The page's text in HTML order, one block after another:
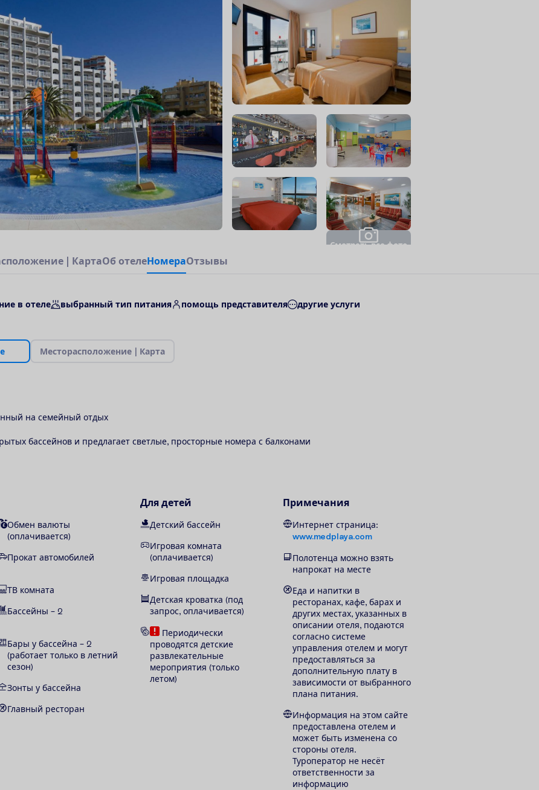
Смотреть все фото
сположение КартаОб отелеНомераОтзывы
в отеле выбранный тип питания помощь представителя другие услуги
е Месторасположение Карта
на семейный отдых
бассейнов и предлагает светлые, просторные номера с балконами
Обмен валюты
(оплачивается)
Прокат автомобилей
ТВ комната
Бассейны – 2
Бары у бассейна – 2
(работает только в летний
сезон)
Зонты у бассейна
Главный ресторан
Для детей
Детский бассейн
Игровая комната
(оплачивается)
Игровая площадка
Детская кроватка (под
запрос, оплачивается)
Периодически
проводятся детские
развлекательные
мероприятия (только
летом)
Примечания
Интернет страница:
www.medplaya.com
Полотенца можно взять
напрокат на месте
Еда и напитки в
ресторанах, кафе, барах и
других местах, указанных в
описании отеля, подаются
согласно системе
управления отелем и могут
предоставляться за
дополнительную плату в
зависимости от выбранного
плана питания.
Информация на этом сайте
предоставлена отелем и
может быть изменена со
стороны отеля.
Туроператор не несёт
ответственности за
информацию